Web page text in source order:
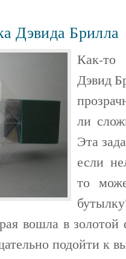
Дэвида Брилла
Как-то
Дэвид
ли
Эта
если
то
вошла в
подойти к